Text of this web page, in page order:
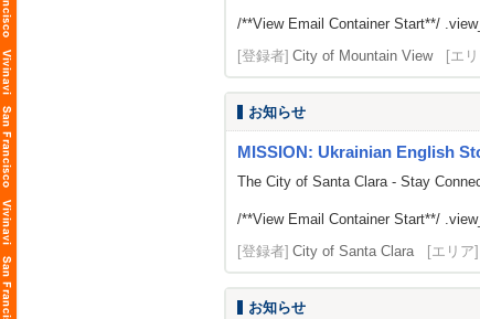
/**View Email Container Start**/
[登録者] City of Mountain View [エ
お知らせ
MISSION: Ukrainian English
The City of Santa Clara - Stay
/**View Email Container Start**/
[登録者] City of Santa Clara [エリア]
お知らせ